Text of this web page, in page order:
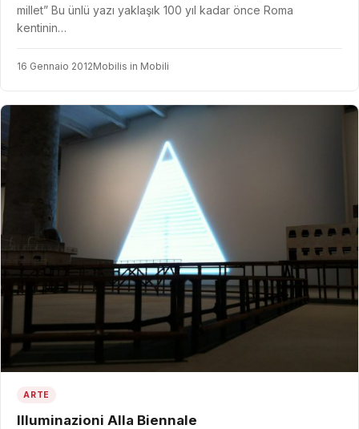
millet” Bu ünlü yazı yaklaşık 100 yıl kadar önce Roma
kentinin…
16 Gennaio 2012Mobilis in Mobili
ARTE
Illuminazioni Alla Biennale